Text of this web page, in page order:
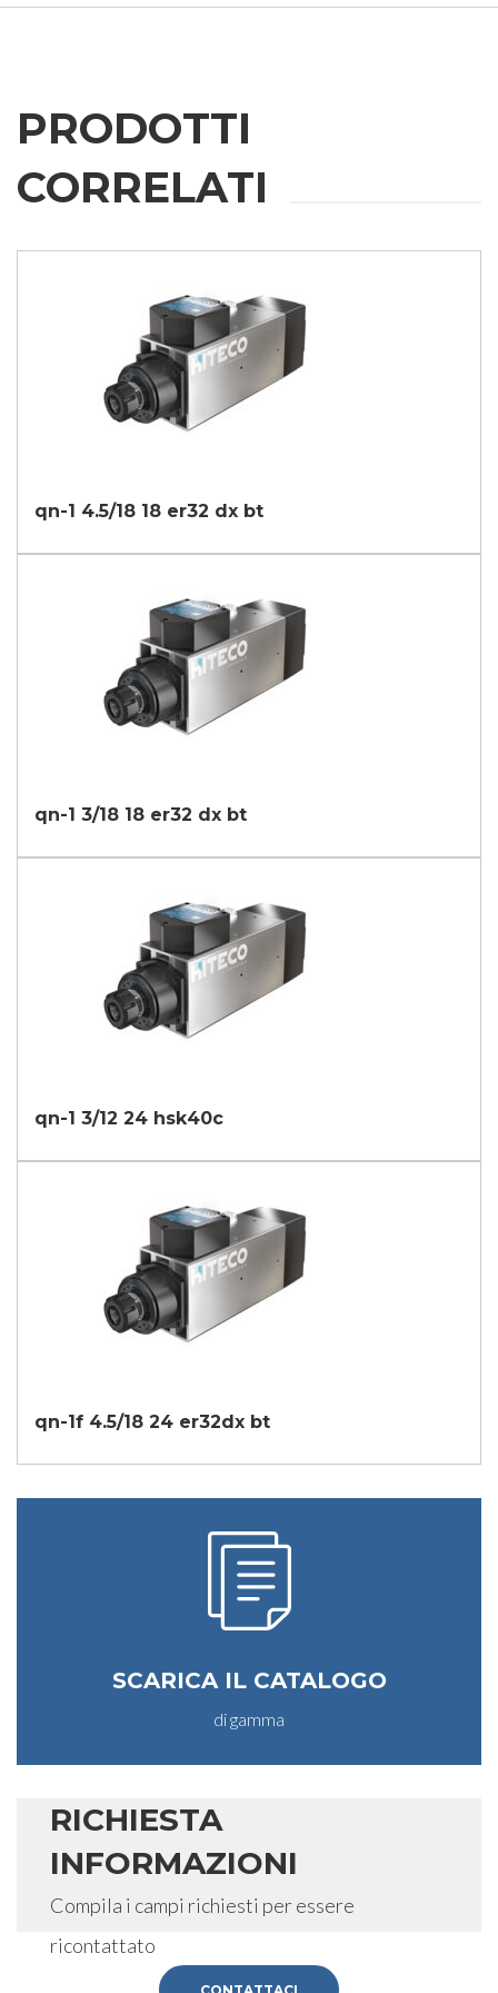
* In assenza di questa autorizzazione, non saremo in grado di elaborare
PRODOTTI
CORRELATI
qn-1 4.5/18 18 er32 dx bt
qn-1 3/18 18 er32 dx bt
qn-1 3/12 24 hsk40c
qn-1f 4.5/18 24 er32dx bt
SCARICA IL CATALOGO
di gamma
RICHIESTA
INFORMAZIONI
Compila i campi richiesti per essere
ricontattato